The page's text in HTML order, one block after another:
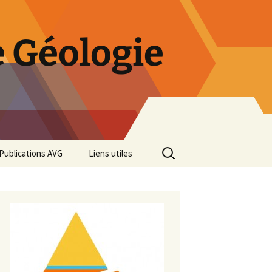
Publications AVG
Diaporama Exposition
minéralogique AVG 2016
Liens utiles
Rechercher :